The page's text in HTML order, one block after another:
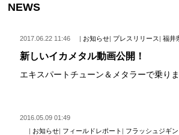
NEWS
2017.06.22 11:46 | お知らせ| プレスリリース |福井
新しいイカメタル動画公開！
エキスパートチューン＆メタラーで乗りま
2016.05.09 01:49
| お知らせ| フィールドレポート | フラッシュジギ